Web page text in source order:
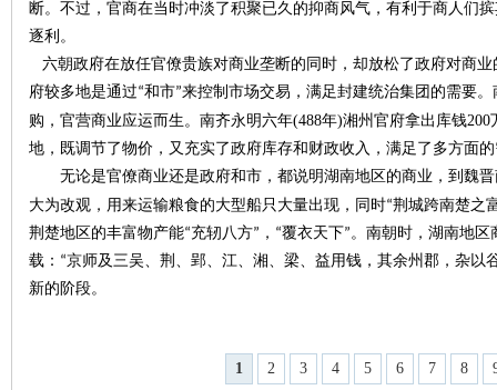
断。不过，官商在当时冲淡了积聚已久的抑商风气，有利于商人们
逐利。
六朝政府在放任官僚贵族对商业垄断的同时，却放松了政府对商
府较多地是通过“和市”来控制市场交易，满足封建统治集团的需要
购，官营商业应运而生。南齐永明六年(488年)湘州官府拿出库钱200
地，既调节了物价，又充实了政府库存和财政收入，满足了多方面
无论是官僚商业还是政府和市，都说明湖南地区的商业，到魏
大为改观，用来运输粮食的大型船只大量出现，同时“荆城跨南楚之
荆楚地区的丰富物产能“充轫八方”，“覆衣天下”。南朝时，湖南地
载：“京师及三吴、荆、郢、江、湘、梁、益用钱，其余州郡，杂以
新的阶段。
1 2 3 4 5 6 7 8